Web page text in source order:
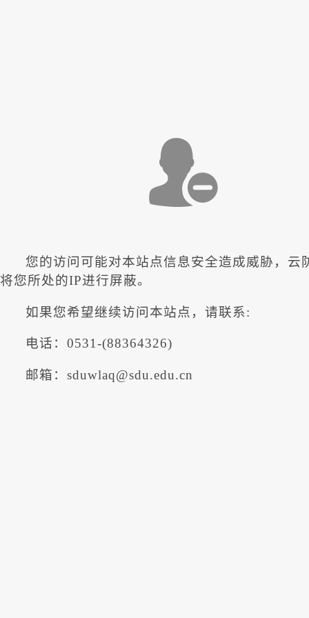
您的访问可能对本站点信息安全造成威胁，云
将您所处的IP进行屏蔽。
如果您希望继续访问本站点，请联系:
电话：0531-(88364326)
邮箱：sduwlaq@sdu.edu.cn